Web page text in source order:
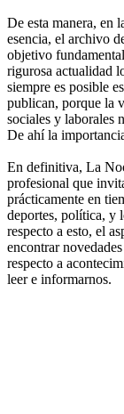
De esta manera, en
esencia, el archivo
objetivo
rigurosa actualidad
siempre es posible
publican, porque la
sociales y laborales
De ahí la
En definitiva, La
profesional que
prácticamente en
deportes, política, y
respecto a esto, el
encontrar
respecto a
leer e informarnos.